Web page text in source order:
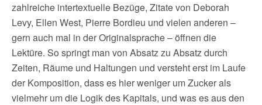
zahlreiche intertextuelle Bezüge, Zitate von Deborah
Levy, Ellen West, Pierre Bordieu und vielen anderen –
gern auch mal in der Originalsprache – öffnen die
Lektüre. So springt man von Absatz zu Absatz durch
Zeiten, Räume und Haltungen und versteht erst im Laufe
der Komposition, dass es hier weniger um Zucker als
vielmehr um die Logik des Kapitals, und was es aus den